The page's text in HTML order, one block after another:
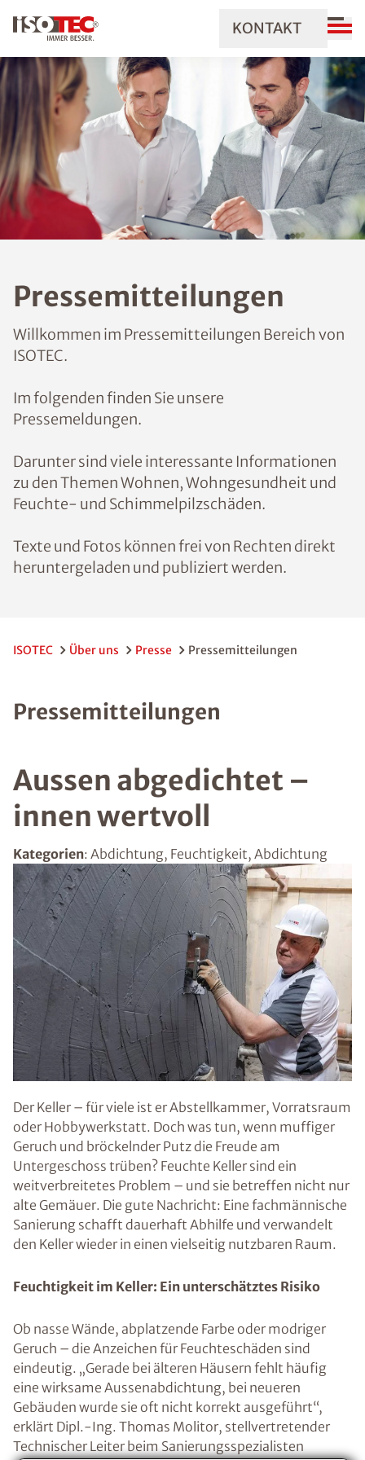
KONTAKT
Pressemitteilungen
Willkommen im Pressemitteilungen Bereich von
ISOTEC.
Im folgenden finden Sie unsere
Pressemeldungen.
Darunter sind viele interessante Informationen
zu den Themen Wohnen, Wohngesundheit und
Feuchte- und Schimmelpilzschäden.
Texte und Fotos können frei von Rechten direkt
heruntergeladen und publiziert werden.
ISOTEC Über uns Presse Pressemitteilungen
Pressemitteilungen
Aussen abgedichtet –
innen wertvoll
Kategorien: Abdichtung, Feuchtigkeit, Abdichtung
Der Keller – für viele ist er Abstellkammer, Vorratsraum
oder Hobbywerkstatt. Doch was tun, wenn muffiger
Geruch und bröckelnder Putz die Freude am
Untergeschoss trüben? Feuchte Keller sind ein
weitverbreitetes Problem – und sie betreffen nicht nur
alte Gemäuer. Die gute Nachricht: Eine fachmännische
Sanierung schafft dauerhaft Abhilfe und verwandelt
den Keller wieder in einen vielseitig nutzbaren Raum.
Feuchtigkeit im Keller: Ein unterschätztes Risiko
Ob nasse Wände, abplatzende Farbe oder modriger
Geruch – die Anzeichen für Feuchteschäden sind
eindeutig. „Gerade bei älteren Häusern fehlt häufig
eine wirksame Aussenabdichtung, bei neueren
Gebäuden wurde sie oft nicht korrekt ausgeführt“,
erklärt Dipl.-Ing. Thomas Molitor, stellvertretender
Technischer Leiter beim Sanierungsspezialisten